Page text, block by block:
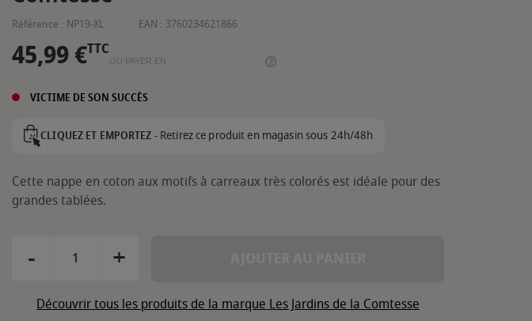
Référence : NP19-XL EAN : 3760234621866
45,99 €TTC
OU PAYER EN
VICTIME DE SON SUCCÈS
CLIQUEZ ET EMPORTEZ -Retirez ce produit en magasin sous 24h/48h
Cette nappe en coton aux motifs à carreaux très colorés est idéale pour des
grandes tablées.
- +
Découvrir tous les produits de la marque Les Jardins de la Comtesse